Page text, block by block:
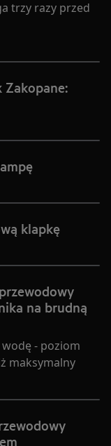
trzy razy przed
klapkę
na brudną
- poziom
maksymalny